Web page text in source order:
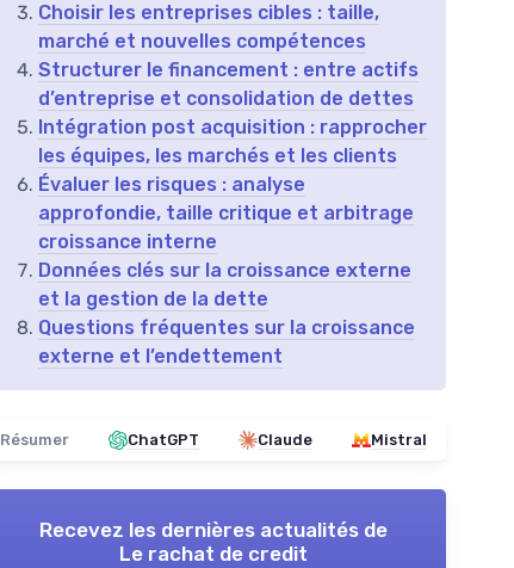
Choisir les entreprises cibles : taille,
marché et nouvelles compétences
Structurer le financement : entre actifs
d’entreprise et consolidation de dettes
Intégration post acquisition : rapprocher
les équipes, les marchés et les clients
Évaluer les risques : analyse
approfondie, taille critique et arbitrage
croissance interne
Données clés sur la croissance externe
et la gestion de la dette
Questions fréquentes sur la croissance
externe et l’endettement
Résumer ChatGPT Claude Mistral
Recevez les dernières actualités de
Le rachat de credit